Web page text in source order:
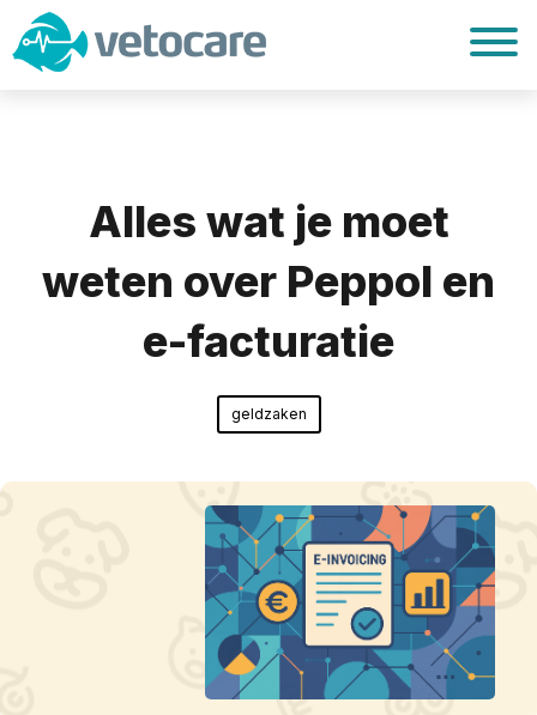
Alles wat je moet
weten over Peppol en
e-facturatie
geldzaken